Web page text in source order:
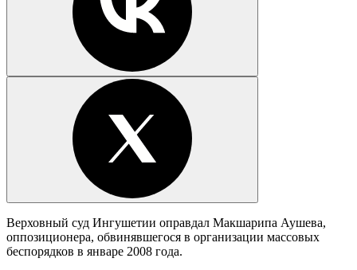
Верховный суд Ингушетии оправдал Макшарипа Аушева,
оппозиционера, обвинявшегося в организации массовых
беспорядков в январе 2008 года.